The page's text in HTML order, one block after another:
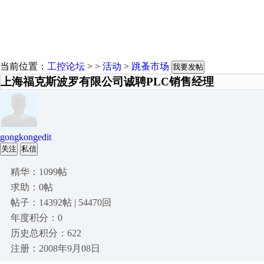
当前位置： 工控论坛 > > 活动 > 跳蚤市场 我要发帖
上海福克斯波罗有限公司诚聘PLC销售经理
gongkongedit
关注 私信
精华：1099帖
求助：0帖
帖子：14392帖 | 54470回
年度积分：0
历史总积分：622
注册：2008年9月08日